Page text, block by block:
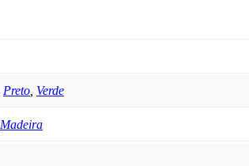
Preto Verde
Madeira